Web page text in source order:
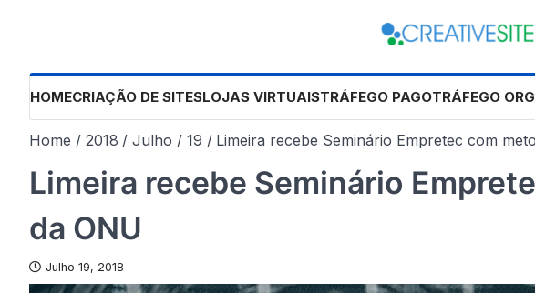
HOMECRIAÇÃO DE SITESLOJAS VIRTUAISTRÁFEGO PAGOTRÁFEGO
Home 2018 Julho 19 Limeira recebe Seminário Empretec com
Limeira recebe Seminário
da ONU
Julho 19, 2018